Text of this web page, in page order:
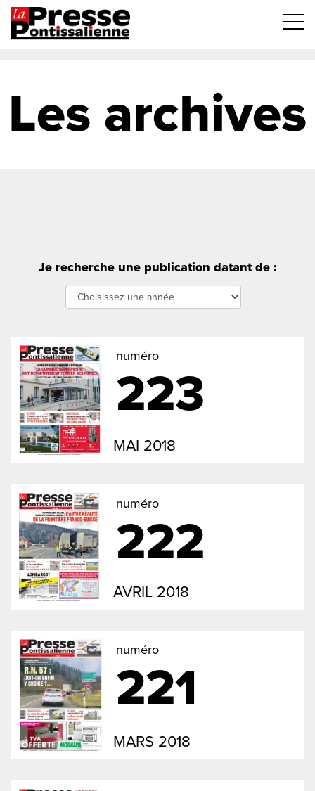
Les archives
Je recherche une publication datant de :
MAI 2018
numéro
223
AVRIL 2018
numéro
222
MARS 2018
numéro
221